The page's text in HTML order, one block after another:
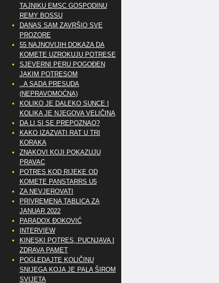
TAJNIKU EMSC GOSPODINU
REMY BOSSU
DANAS SAM ZAVRŠIO SVE
PROZORE
55 NAJNOVIJIH DOKAZA DA
KOMETE UZROKUJU POTRESE
SJEVERNI PERU POGOĐEN
JAKIM POTRESOM
..A SADA PRESUDA
(NEPRAVOMOĆNA)
KOLIKO JE DALEKO SUNCE I
KOLIKA JE NJEGOVA VELIČINA
DA LI SI SE PREPOZNAO?
KAKO IZAZVATI RAT U TRI
KORAKA
ZNAKOVI KOJI POKAZUJU
PRAVAC
POTRES KOD RIJEKE OD
KOMETE PANSTARRS U5
ZA NEVJEROVATI
PRIVREMENA TABLICA ZA
JANUAR 2022
PARADOX ĐOKOVIĆ
INTERVIEW
KINESKI POTRES, PUCNJAVA I
ZDRAVA PAMET
POGLEDAJTE KOLIČINU
SNIJEGA KOJA JE PALA ŠIROM
SVIJETA